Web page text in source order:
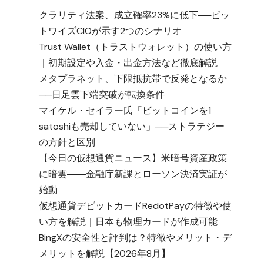
クラリティ法案、成立確率23%に低下──ビッ
トワイズCIOが示す2つのシナリオ
Trust Wallet（トラストウォレット）の使い方
｜初期設定や入金・出金方法など徹底解説
メタプラネット、下限抵抗帯で反発となるか
──日足雲下端突破が転換条件
マイケル・セイラー氏「ビットコインを1
satoshiも売却していない」──ストラテジー
の方針と区別
【今日の仮想通貨ニュース】米暗号資産政策
に暗雲――金融庁新課とローソン決済実証が
始動
仮想通貨デビットカードRedotPayの特徴や使
い方を解説｜日本も物理カードが作成可能
BingXの安全性と評判は？特徴やメリット・デ
メリットを解説【2026年8月】